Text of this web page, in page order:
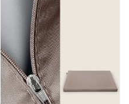
1049 kr